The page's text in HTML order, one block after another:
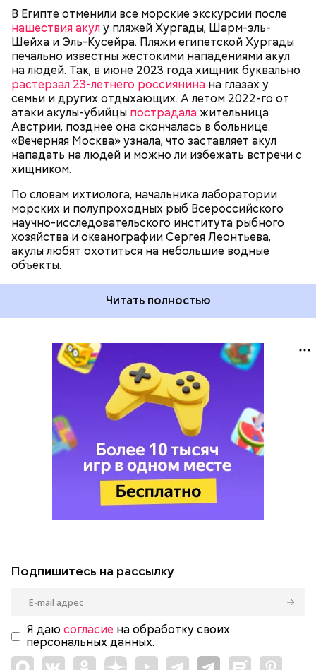
В Египте отменили все морские экскурсии после
нашествия акулу пляжей Хургады, Шарм-эль-
Шейха и Эль-Кусейра. Пляжи египетской Хургады
печально известны жестокими нападениями акул
на людей. Так, в июне 2023 года хищник буквально
растерзал 23-летнего россиянина на глазах у
семьи и других отдыхающих. А летом 2022-го от
атаки акулы-убийцы пострадалажительница
Австрии, позднее она скончалась в больнице.
«Вечерняя Москва» узнала, что заставляет акул
нападать на людей и можно ли избежать встречи с
хищником.
По словам ихтиолога, начальника лаборатории
морских и полупроходных рыб Всероссийского
научно-исследовательского института рыбного
хозяйства и океанографии Сергея Леонтьева,
акулы любят охотиться на небольшие водные
объекты.
пассажиры таких плавательных средств
оказывались жертвами этих хищных рыб, — сказал
собеседник «ВМ».
Читать полностью
БЕЗОПАСНОСТЬ СМЕРТЬ РЫБА
Подпишитесь на рассылку
Я даю согласие на обработку своих
персональных данных.